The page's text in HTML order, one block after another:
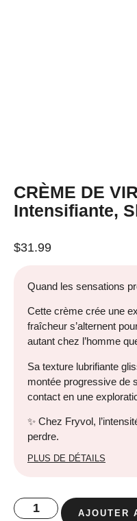
CRÈME DE
Intensifiante,
$31.99
Quand les sensations
Cette crème crée une
fraîcheur s’alternent
autant chez l’homme
Sa texture lubrifiante
montée progressive de
contact en une
✨ Chez Fryvol,
perdre.
PLUS DE DÉTAILS
AJOUTER